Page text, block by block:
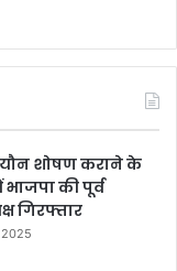
यौन शोषण कराने के
की पूर्व
गिरफ्तार